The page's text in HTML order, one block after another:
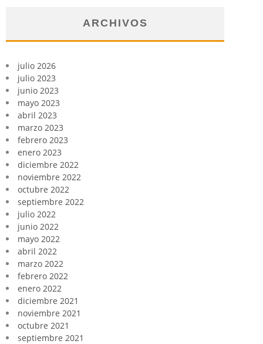
ARCHIVOS
julio 2026
julio 2023
junio 2023
mayo 2023
abril 2023
marzo 2023
febrero 2023
enero 2023
diciembre 2022
noviembre 2022
octubre 2022
septiembre 2022
julio 2022
junio 2022
mayo 2022
abril 2022
marzo 2022
febrero 2022
enero 2022
diciembre 2021
noviembre 2021
octubre 2021
septiembre 2021